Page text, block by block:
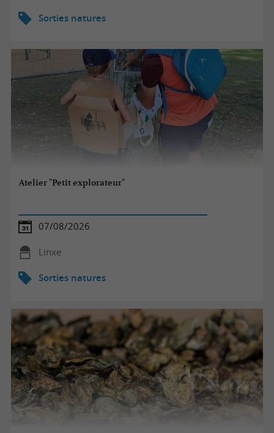
Sorties natures
Atelier "Petit explorateur"
07/08/2026
Linxe
Sorties natures